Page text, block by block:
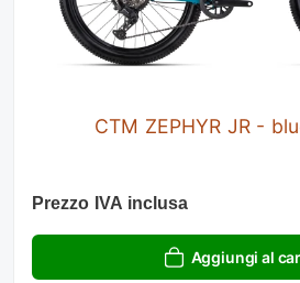
CTM ZEPHYR JR -
Prezzo IVA inclusa
Aggiungi al